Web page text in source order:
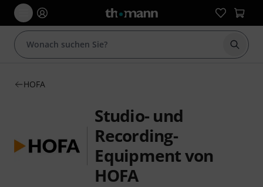
Suche
HOFA
Studio- und
Recording-
Equipment von
HOFA